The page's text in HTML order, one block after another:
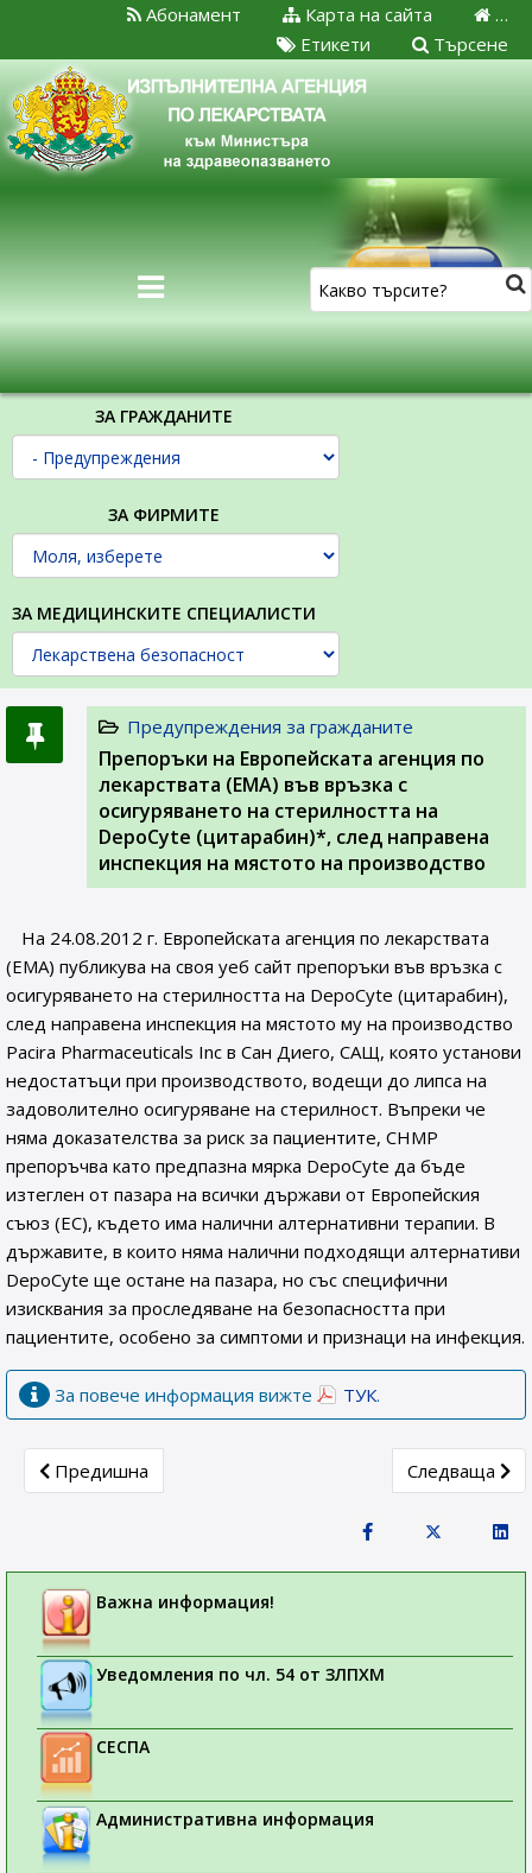
…
Карта на сайта
Абонамент
Търсене
Етикети
ЗА ГРАЖДАНИТЕ
ЗА ФИРМИТЕ
ЗА МЕДИЦИНСКИТЕ СПЕЦИАЛИСТИ
Предупреждения за гражданите
Препоръки на Европейската агенция по
лекарствата (ЕМА) във връзка с
осигуряването на стерилността на
DepoCyte (цитарабин)*, след направена
инспекция на мястото на производство
На 24.08.2012 г. Европейската агенция по лекарствата
(ЕМА) публикува на своя уеб сайт препоръки във връзка с
осигуряването на стерилността на DepoCyte (цитарабин),
след направена инспекция на мястото му на производство
Pacira Pharmaceuticals Inc в Сан Диего, САЩ, която установи
недостатъци при производството, водещи до липса на
задоволително осигуряване на стерилност. Въпреки че
няма доказателства за риск за пациентите, CHMP
препоръчва като предпазна мярка DepoCyte да бъде
изтеглен от пазара на всички държави от Европейския
съюз (ЕС), където има налични алтернативни терапии. В
държавите, в които няма налични подходящи алтернативи
DepoCyte ще остане на пазара, но със специфични
изисквания за проследяване на безопасността при
пациентите, особено за симптоми и признаци на инфекция.
За повече информация вижте ТУК.
Previous article: Изпълнителна агенция по лекарствата
Предишна Next article:
Следваща
Важна информация!
Уведомления по чл. 54 от ЗЛПХМ
СЕСПА
Административна информация